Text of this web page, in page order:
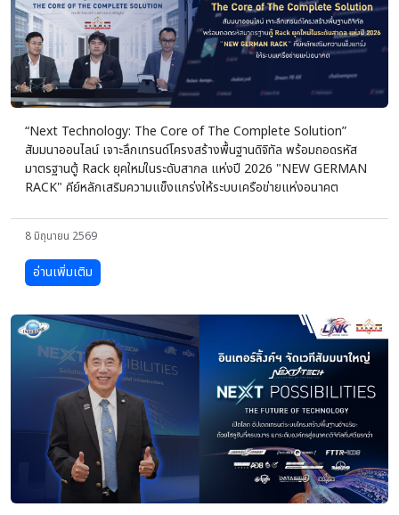
“Next Technology: The Core of The Complete Solution”
สัมมนาออนไลน์ เจาะลึกเทรนด์โครงสร้างพื้นฐานดิจิทัล พร้อมถอดรหัส
มาตรฐานตู้ Rack ยุคใหม่ในระดับสากล แห่งปี 2026 "NEW GERMAN
RACK" คีย์หลักเสริมความแข็งแกร่งให้ระบบเครือข่ายแห่งอนาคต
8 มิถุนายน 2569
อ่านเพิ่มเติม